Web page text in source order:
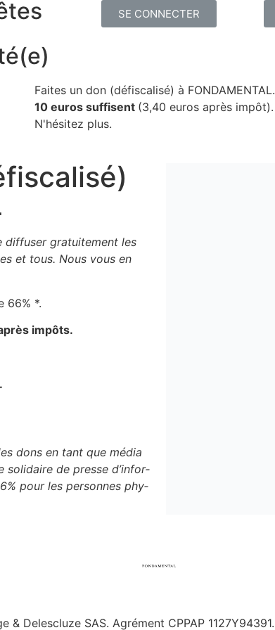
SE CONNECTER
Faites un don (défiscalisé) à FONDAMENTAL.
10 euros suffisent (3,40 euros après impôt).
N'hésitez plus.
dif­fu­ser gra­tui­te­ment les
et tous. Nous vous en
66% *.
impôts.
dons en tant que média
soli­daire de presse d’in­for­
pour les per­sonnes phy­
& Delescluze SAS. Agrément CPPAP 1127Y94391.